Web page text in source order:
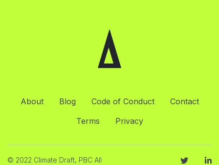
About Blog Code of Conduct
Contact
Terms
Privacy
© 2022 Climate Draft, PBC All